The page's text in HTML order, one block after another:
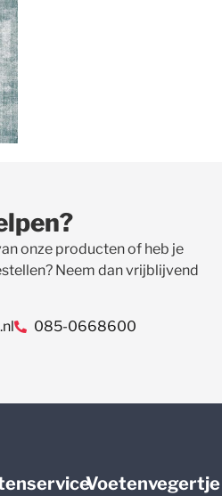
onze producten of heb je
Neem dan vrijblijvend
085-0668600
Voetenvegertje